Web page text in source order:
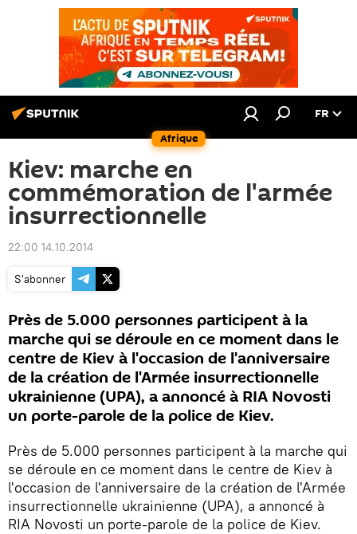
Afrique
FR
Kiev: marche en
commémoration de l'armée
insurrectionnelle
22:00 14.10.2014
S'abonner
Près de 5.000 personnes participent à la
marche qui se déroule en ce moment dans le
centre de Kiev à l'occasion de l'anniversaire
de la création de l'Armée insurrectionnelle
ukrainienne (UPA), a annoncé à RIA Novosti
un porte-parole de la police de Kiev.
Près de 5.000 personnes participent à la marche qui
se déroule en ce moment dans le centre de Kiev à
l'occasion de l'anniversaire de la création de l'Armée
insurrectionnelle ukrainienne (UPA), a annoncé à
RIA Novosti un porte-parole de la police de Kiev.